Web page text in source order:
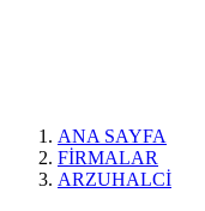
ANA SAYFA
FİRMALAR
ARZUHALCİ